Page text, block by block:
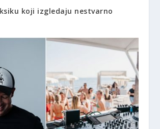
koji izgledaju nestvarno